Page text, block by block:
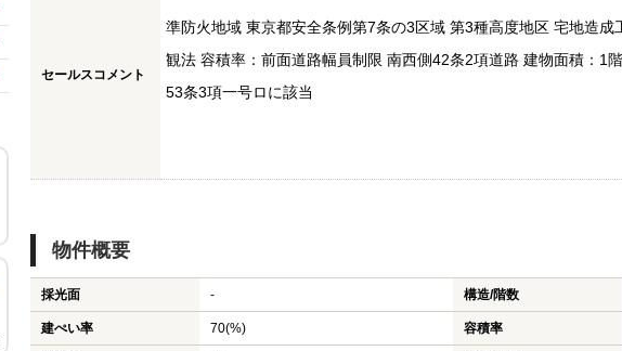
セールスコメント
準防火地域 東京都安全条例第7条の3区域 第3種高度地区 宅地造
観法 容積率：前面道路幅員制限 南西側42条2項道路 建物面積：1
53条3項一号ロに該当
物件概要
採光面 - 構造/階数
建ぺい率 70(%) 容積率